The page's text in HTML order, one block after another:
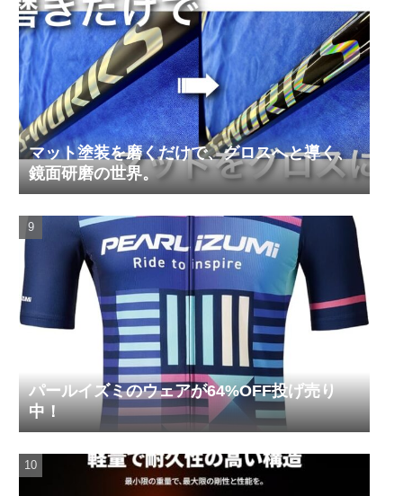
マット塗装を磨くだけで、グロスへと導く、
鏡面研磨の世界。
パールイズミのウェアが64%OFF投げ売り
中！